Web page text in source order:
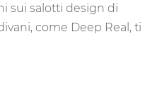
sui salotti design di
come Deep Real, ti